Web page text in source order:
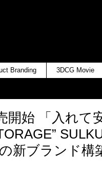
Branding 3DCG Movie
開始 「入れて
新ブランド構